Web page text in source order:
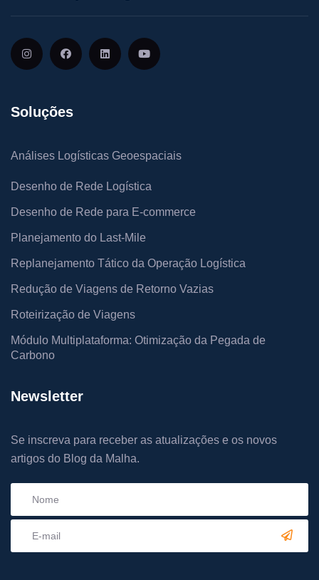
Soluções
Análises Logísticas Geoespaciais
Desenho de Rede Logística
Desenho de Rede para E-commerce
Planejamento do Last-Mile
Replanejamento Tático da Operação Logística
Redução de Viagens de Retorno Vazias
Roteirização de Viagens
Módulo Multiplataforma: Otimização da Pegada de
Carbono
Newsletter
Se inscreva para receber as atualizações e os novos
artigos do Blog da Malha.